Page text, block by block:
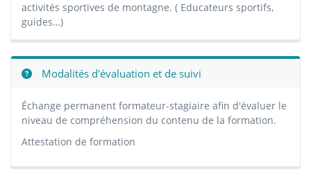
activités sportives de montagne. ( Educateurs sportifs,
guides…)
Modalités d'évaluation et de suivi
Échange permanent formateur-stagiaire afin d'évaluer le
niveau de compréhension du contenu de la formation.
Attestation de formation